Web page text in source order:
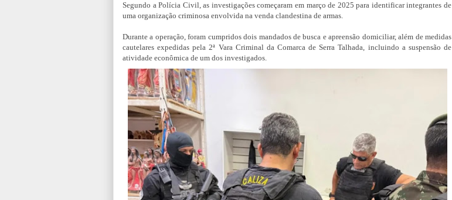
Segundo a Polícia Civil, as investigações começaram em março de 2025 para identificar integrantes de
uma organização criminosa envolvida na venda clandestina de armas.
Durante a operação, foram cumpridos dois mandados de busca e apreensão domiciliar, além de medidas
cautelares expedidas pela 2ª Vara Criminal da Comarca de Serra Talhada, incluindo a suspensão de
atividade econômica de um dos investigados.